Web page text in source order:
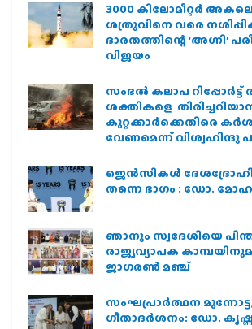
3000 കിലോമീറ്റർ
ശത്രുവിനെ വരെ
ഭാരതത്തിന്റെ ‘അഗ്നി’
വിജയം
സംഭൽ കലാപ റിപ്പോർട്ട്
ശക്തികളെ
കുറ്റക്കാർക്കെതിരെ
വേണമെന്ന് വിശ്വഹിന്ദു
ജെന്‍സികള്‍
തന്നെ ഭാഗം : ഡോ.
ഞാനും സ്വദേശിയെ
രാജ്യവ്യാപക
ജാഗരണ്‍ മഞ്ച്
സംഘപ്രാര്‍ത്ഥന
ഗീതാദര്‍ശനം: ഡോ.